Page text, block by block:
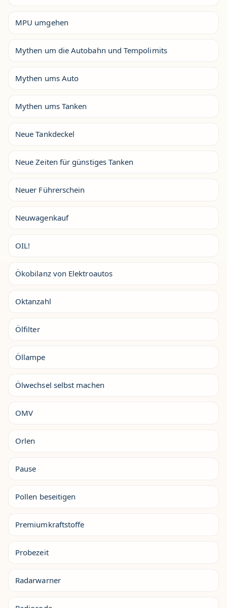
MPU umgehen
Mythen um die Autobahn und Tempolimits
Mythen ums Auto
Mythen ums Tanken
Neue Tankdeckel
Neue Zeiten für günstiges Tanken
Neuer Führerschein
Neuwagenkauf
OIL!
Ökobilanz von Elektroautos
Oktanzahl
Ölfilter
Öllampe
Ölwechsel selbst machen
OMV
Orlen
Pause
Pollen beseitigen
Premiumkraftstoffe
Probezeit
Radarwarner